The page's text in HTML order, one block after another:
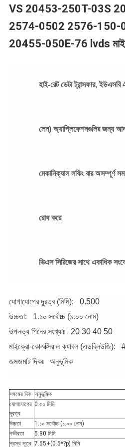
নীতি
VS 20453-250T-03S
2574-0502 2576-150-
20455-050E-76 lvds
হাই-রেট ডেটা ট্রান্সফার, ইউএসবি
লেন) অ্যাপ্লিকেশনগুলির জন্য
মেকানিক্যাল লকিং বার অসম্পূর্ণ
রোধ করে
ভিএস সিরিজের সাথে একাধিক
যোগাযোগের দূরত্ব (মিমি):
0.500
উচ্চতা:
1.১০ সর্বোচ্চ (১.০০ নোম)
উপলভ্য পিনের সংখ্যাঃ
20 30 40 50
মাইক্রো-কোএক্সিয়াল ক্যাবল (এডব্লিউজি):
জমজমাট দিকঃ
অনুভূমিক
সঙ্গমের দিক অনুভূমিক
যোগাযোগের
দূরত্ব
0.৫০ মিমি
উচ্চতা
1.১০ সর্বোচ্চ (১.০০ নোম)
গভীরতা
5.80 মিমি
প্রস্থ সূত্র 7.55+(0.5*?p) মিমি